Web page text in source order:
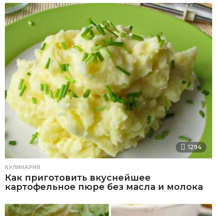
1294
КУЛИНАРИЯ
Как приготовить вкуснейшее
картофельное пюре без масла и молока